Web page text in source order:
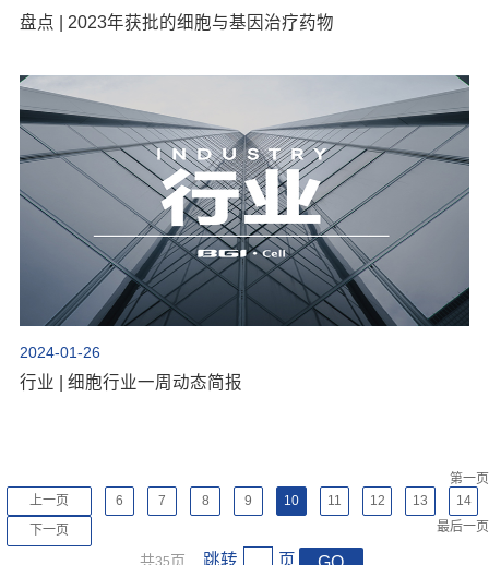
盘点 | 2023年获批的细胞与基因治疗药物
2024-01-26
行业 | 细胞行业一周动态简报
第一页
上一页
6 7 8 9 10 11 12 13
14
下一页
最后一页
共35页 跳转 页